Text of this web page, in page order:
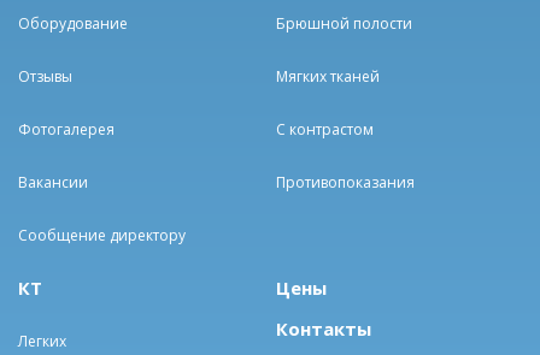
Оборудование
Отзывы
Фотогалерея
Вакансии
Сообщение директору
Брюшной полости
Мягких тканей
С контрастом
Противопоказания
КТ
Легких
Цены
Контакты